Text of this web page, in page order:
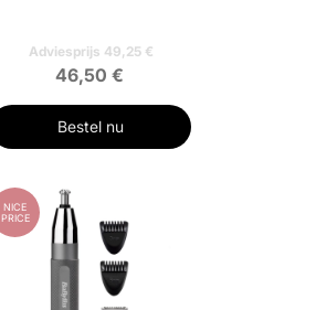
Adviesprijs 49,25 €
46,50 €
Bestel nu
NICE
PRICE